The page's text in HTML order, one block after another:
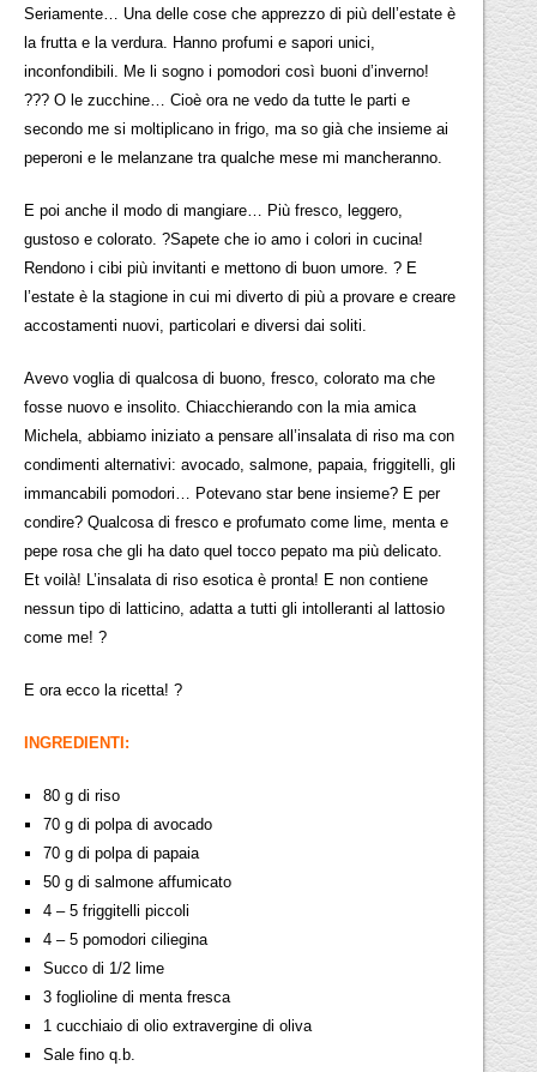
Seriamente… Una delle cose che apprezzo di più dell’estate è
la frutta e la verdura. Hanno profumi e sapori unici,
inconfondibili. Me li sogno i pomodori così buoni d’inverno!
??? O le zucchine… Cioè ora ne vedo da tutte le parti e
secondo me si moltiplicano in frigo, ma so già che insieme ai
peperoni e le melanzane tra qualche mese mi mancheranno.
E poi anche il modo di mangiare… Più fresco, leggero,
gustoso e colorato. ?Sapete che io amo i colori in cucina!
Rendono i cibi più invitanti e mettono di buon umore. ? E
l’estate è la stagione in cui mi diverto di più a provare e creare
accostamenti nuovi, particolari e diversi dai soliti.
Avevo voglia di qualcosa di buono, fresco, colorato ma che
fosse nuovo e insolito. Chiacchierando con la mia amica
Michela, abbiamo iniziato a pensare all’insalata di riso ma con
condimenti alternativi: avocado, salmone, papaia, friggitelli, gli
immancabili pomodori… Potevano star bene insieme? E per
condire? Qualcosa di fresco e profumato come lime, menta e
pepe rosa che gli ha dato quel tocco pepato ma più delicato.
Et voilà! L’insalata di riso esotica è pronta! E non contiene
nessun tipo di latticino, adatta a tutti gli intolleranti al lattosio
come me! ?
E ora ecco la ricetta! ?
INGREDIENTI:
80 g di riso
70 g di polpa di avocado
70 g di polpa di papaia
50 g di salmone affumicato
4 – 5 friggitelli piccoli
4 – 5 pomodori ciliegina
Succo di 1/2 lime
3 foglioline di menta fresca
1 cucchiaio di olio extravergine di oliva
Sale fino q.b.